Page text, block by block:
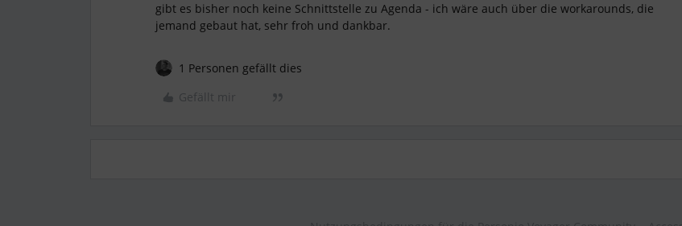
gibt es bisher noch keine Schnittstelle zu Agenda - ich wäre auch über die workarounds, die
jemand gebaut hat, sehr froh und dankbar.
1 Personen gefällt dies
Gefällt mir